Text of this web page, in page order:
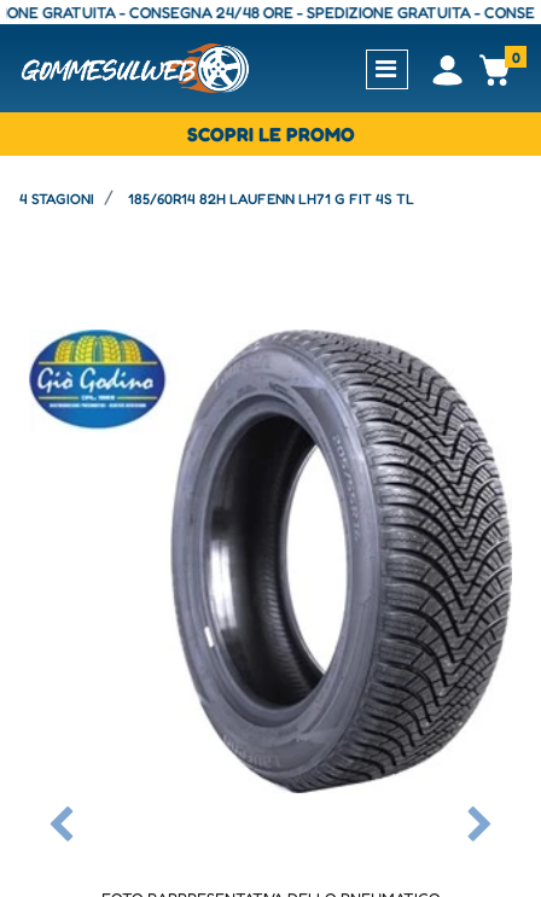
- CONSEGNA 24/48 ORE - SPEDIZIONE GRATUITA -
Open0
SCOPRI LE PROMO
4 STAGIONI 185/60R14 82H LAUFENN LH71 G FIT 4S TL